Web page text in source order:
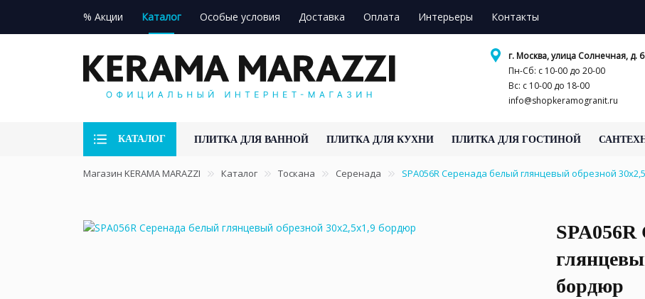
% Акции Каталог Особые условия Доставка Оплата Интерьеры Контакты
г. Москва, улица Солнечная, д. 6
Пн-Сб: с 10-00 до 20-00
Вс: с 10-00 до 18-00
info@shopkeramogranit.ru
КАТАЛОГ ПЛИТКА ДЛЯ ВАННОЙ ПЛИТКА ДЛЯ КУХНИ ПЛИТКА ДЛЯ ГОСТИНОЙ
Магазин KERAMA MARAZZI Каталог Тоскана Серенада SPA056R Серенада белый глянцевый обрезной
бордюр